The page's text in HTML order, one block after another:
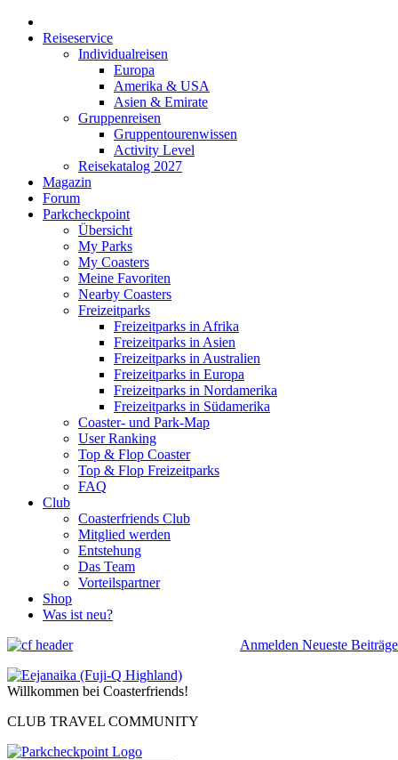
Reiseservice
Individualreisen
Europa
Amerika & USA
Asien & Emirate
Gruppenreisen
Gruppentourenwissen
Activity Level
Reisekatalog 2027
Magazin
Forum
Parkcheckpoint
Übersicht
My Parks
My Coasters
Meine Favoriten
Nearby Coasters
Freizeitparks
Freizeitparks in Afrika
Freizeitparks in Asien
Freizeitparks in Australien
Freizeitparks in Europa
Freizeitparks in Nordamerika
Freizeitparks in Südamerika
Coaster- und Park-Map
User Ranking
Top & Flop Coaster
Top & Flop Freizeitparks
FAQ
Club
Coasterfriends Club
Mitglied werden
Entstehung
Das Team
Vorteilspartner
Shop
Was ist neu?
Anmelden Neueste Beiträge
Willkommen bei Coasterfriends!
CLUB TRAVEL COMMUNITY